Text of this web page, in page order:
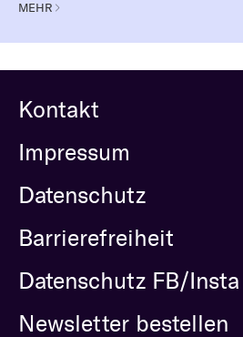
MEHR
Kontakt
Impressum
Datenschutz
Barrierefreiheit
Datenschutz FB/Insta
Newsletter bestellen